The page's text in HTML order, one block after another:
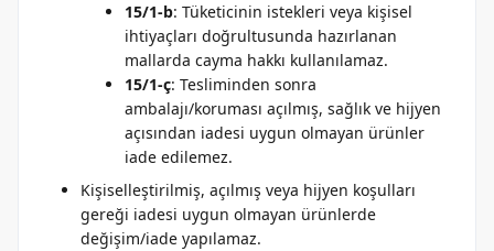
15/1-b: Tüketicinin istekleri veya kişisel
ihtiyaçları doğrultusunda hazırlanan
mallarda cayma hakkı kullanılamaz.
15/1-ç: Tesliminden sonra
ambalajı/koruması açılmış, sağlık ve hijyen
açısından iadesi uygun olmayan ürünler
iade edilemez.
Kişiselleştirilmiş, açılmış veya hijyen koşulları
gereği iadesi uygun olmayan ürünlerde
değişim/iade yapılamaz.